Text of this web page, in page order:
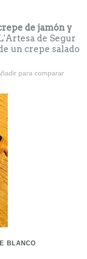
de jamón y
de Segur
un crepe salado
cena ligera y
para comparar
BLANCO